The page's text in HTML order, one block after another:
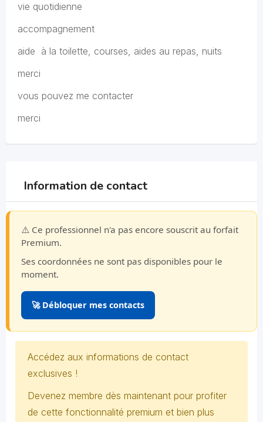
vie quotidienne
accompagnement
aide à la toilette, courses, aides au repas, nuits
merci
vous pouvez me contacter
merci
Information de contact
⚠️ Ce professionnel n'a pas encore souscrit au forfait
Premium.
Ses coordonnées ne sont pas disponibles pour le
moment.
🚀 Débloquer mes contacts
Accédez aux informations de contact
exclusives !
Devenez membre dès maintenant pour profiter
de cette fonctionnalité premium et bien plus